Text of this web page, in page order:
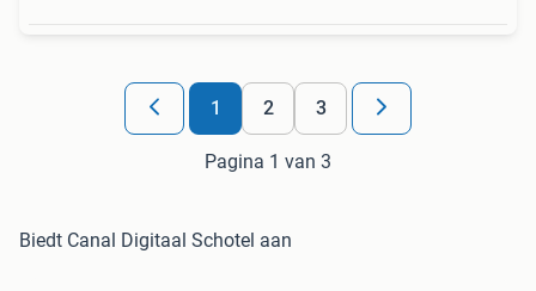
1 2 3
Pagina 1 van 3
Biedt Canal Digitaal Schotel aan